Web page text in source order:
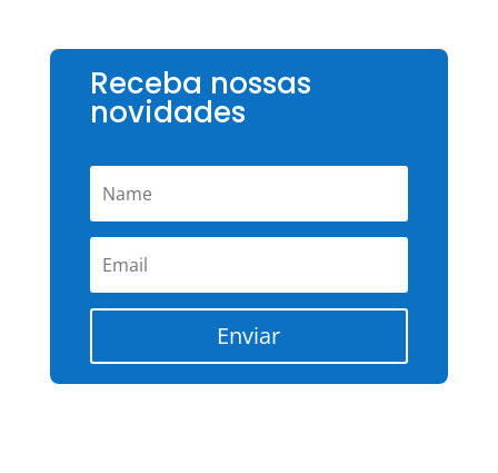
Receba nossas
novidades
Enviar